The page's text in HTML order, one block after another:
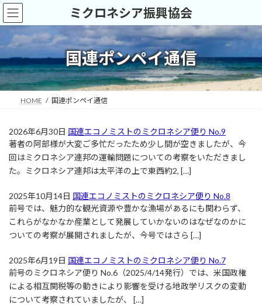
コ
ン
テ
ツ
へ
ス
キ
ナ
ビ
ゲ
シ
ョ
ン
に
ミクロネシア振興協会
国連ポンペイ通信
HOME 国連ポンペイ通信
2026年6月30日 国連エコノミストのミクロネシア便り No.9
著者の阿部様が大変ご多忙だったため少し間が空きましたが、今
回はミクロネシア連邦の運輸問題についての考察をいただきまし
た。ミクロネシア連邦は太平洋の上で東西約2, […]
2025年10月14日 国連エコノミストのミクロネシア便り No.8
前号では、魅力的な観光資源や豊かな漁場があるにも関わらず、
これらがなかなか産業として発展していかないのはなぜなのかに
ついての考察が展開されましたが、今号ではさら […]
2025年6月19日 国連エコノミストのミクロネシア便り No.7
前号のミクロネシア便り No.6（2025/4/14発行）では、米国政権
による相互関税等の動きにより影響を受ける地政学リスクの変動
について考察されていましたが、 […]